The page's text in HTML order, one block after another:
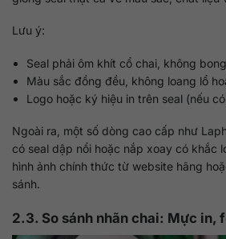
Lưu ý:
Seal phải ôm khít cổ chai, không
Màu sắc đồng đều, không loang lổ
Logo hoặc ký hiệu in trên seal (nếu
Ngoài ra, một số dòng cao cấp như
có seal dập nổi hoặc nắp xoay có khắc
hình ảnh chính thức từ website hãng
sánh.
2.3. So sánh nhãn chai: Mực in,